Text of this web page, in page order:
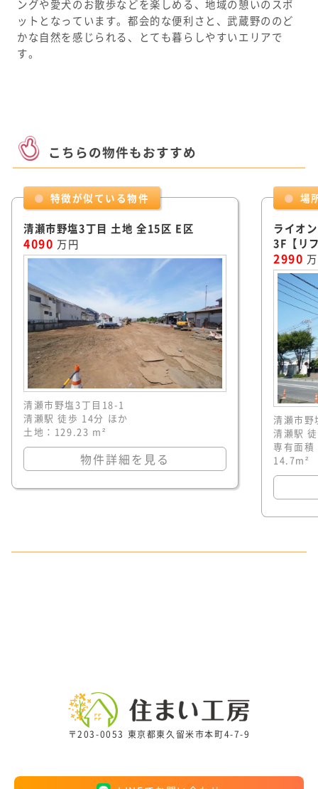
ングや愛犬のお散歩などを楽しめる、地域の憩いのスポ
ットとなっています。都会的な便利さと、武蔵野ののど
かな自然を感じられる、とても暮らしやすいエリアで
す。
こちらの物件もおすすめ
特徴が似ている物件
清瀬市野塩3丁目 土地 全15区 E区
4090 万円
清瀬市野塩3丁目18-1
清瀬駅 徒歩 14分 ほか
土地：129.23 m²
物件詳細を見る
場
ライオ
3F【リ
2990
清瀬市
清瀬駅
専有面
〒203-0053 東京都東久留米市本町4-7-9